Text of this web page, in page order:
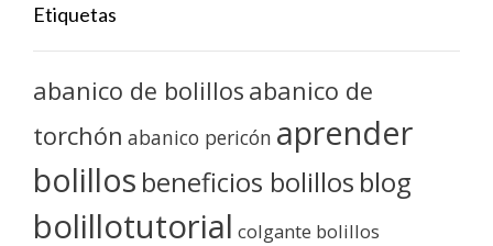
Etiquetas
abanico de bolillos abanico de
torchón abanico pericón aprender
bolillos beneficios bolillos blog
bolillotutorial colgante bolillos